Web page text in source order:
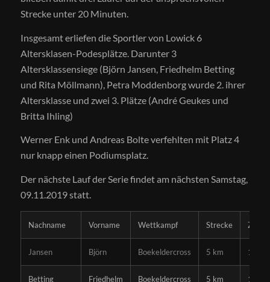
Strecke unter 20 Minuten.
Insgesamt erliefen die Sportler von Lowick 6
Altersklasen-Podesplätze. Darunter 3
Altersklassensiege (Björn Jansen, Friedhelm Betting
und Rita Möllmann), Petra Moddenborg wurde 2. ihrer
Altersklasse und zwei 3. Plätze (André Geukes und
Britta Ihling)
Werner Enk und Andreas Bolte verfehlten mit Platz 4
nur knapp einen Podiumsplatz.
Der nächste Lauf der Serie findet am nächsten Samstag,
09.11.2019 statt.
Nachname Vorname Wettkampf Strecke Zeit
Jansen Björn Boekeldercross 5 km 18:54
Betting Friedhelm Boekeldercross 5 km 19:25